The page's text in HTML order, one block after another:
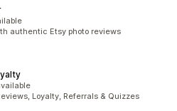
authentic Etsy photo reviews
Loyalty, Referrals & Quizzes